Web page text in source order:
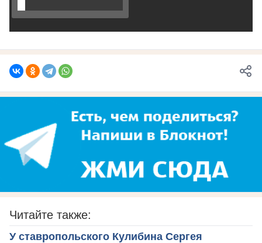
Читайте также:
У ставропольского Кулибина Сергея